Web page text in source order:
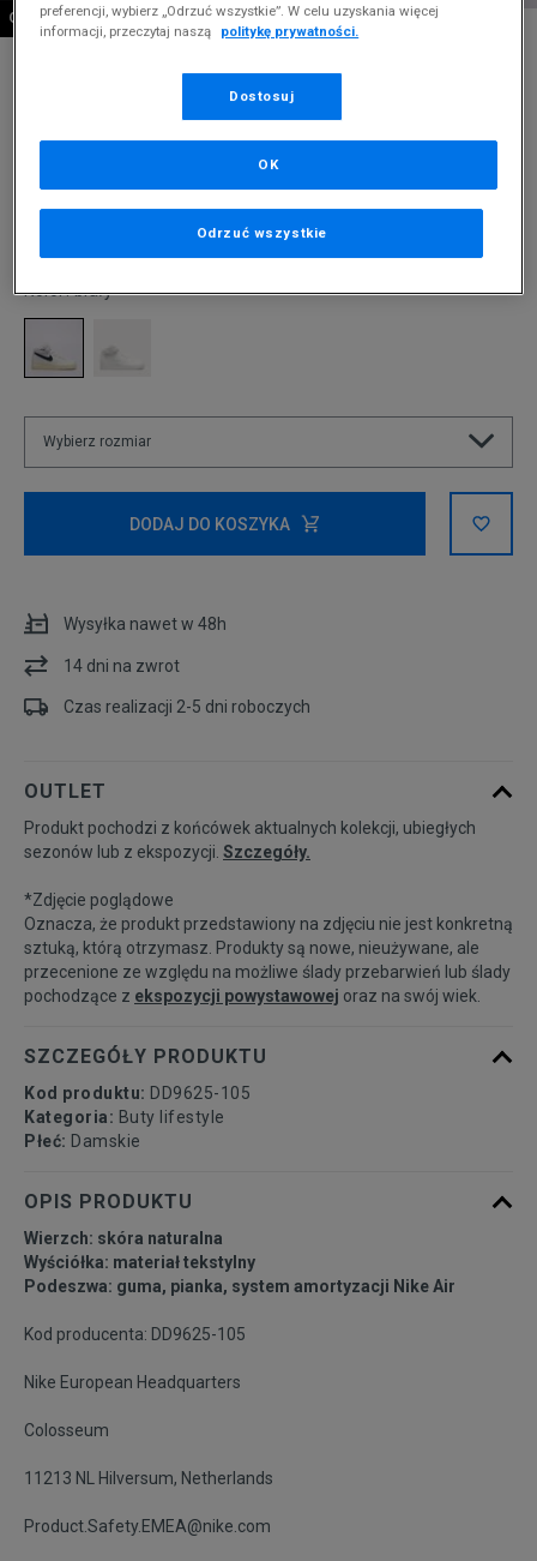
OSTATNIE SZTUKI
* Zdjęcie poglądowe
NIKE AIR FORCE 1 '07 MID
Produkt pochodzi z końcówek aktualnych kolekcji, ubiegłych
sezonów lub z ekspozycji.
cena rekomendowana przez producenta
300 zł
Kolor:biały
Wybierz rozmiar
36 22,5 cm
36,5 23 cm Powiadom o dostępności
38 24 cm Powiadom o dostępności
38,5 24,5 cm
39 25 cm Powiadom o dostępności
40 25,5 cm
40,5 26 cm
42 27 cm
43 28 cm
44,5 29 cm
DODAJ DO KOSZYKA
Wysyłka nawet w 48h
14 dni na zwrot
Czas realizacji 2-5 dni roboczych
OUTLET
Produkt pochodzi z końcówek aktualnych kolekcji, ubiegłych
sezonów lub z ekspozycji. Szczegóły.
*Zdjęcie poglądowe
Oznacza, że produkt przedstawiony na zdjęciu nie jest konkretną
sztuką, którą otrzymasz. Produkty są nowe, nieużywane, ale
przecenione ze względu na możliwe ślady przebarwień lub ślady
pochodzące z ekspozycji powystawowej oraz na swój wiek.
SZCZEGÓŁY PRODUKTU
Kod produktu: DD9625-105
Kategoria: Buty lifestyle
Płeć: Damskie
OPIS PRODUKTU
Wierzch: skóra naturalna
Wyściółka: materiał tekstylny
Podeszwa: guma, pianka, system amortyzacji Nike Air
Kod producenta: DD9625-105
Nike European Headquarters
Colosseum
11213 NL Hilversum, Netherlands
Product.Safety.EMEA@nike.com
preferencji, wybierz „Odrzuć wszystkie”. W celu uzyskania więcej
informacji, przeczytaj naszą
politykę prywatności.
Dostosuj
Odrzuć wszystkie
OK